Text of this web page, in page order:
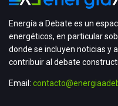
Energía a Debate es un
energéticos, en particular
donde se incluyen noticias y
contribuir al debate
Email: